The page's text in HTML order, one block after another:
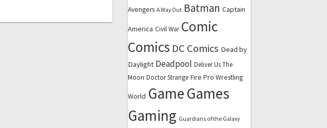
Avengers A Way Out Batman Captain
America Civil War Comic
Comics DC Comics Dead by
Daylight Deadpool Deliver Us The
Moon Doctor Strange Fire Pro Wrestling
World GameGames
Gaming Guardians of the Galaxy